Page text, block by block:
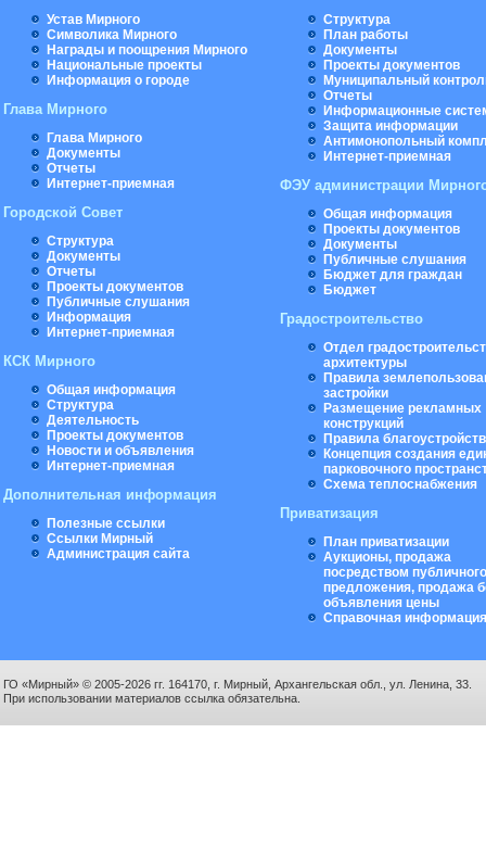
Устав Мирного
Символика Мирного
Награды и поощрения Мирного
Национальные проекты
Информация о городе
Глава Мирного
Глава Мирного
Документы
Отчеты
Интернет-приемная
Городской Совет
Структура
Документы
Отчеты
Проекты документов
Публичные слушания
Информация
Интернет-приемная
КСК Мирного
Общая информация
Структура
Деятельность
Проекты документов
Новости и объявления
Интернет-приемная
Дополнительная информация
Полезные ссылки
Ссылки Мирный
Администрация сайта
Структура
План работы
Документы
Проекты документов
Муниципальный
Отчеты
Информационные
Защита информации
Антимонопольный
Интернет-приемная
ФЭУ администрации
Общая информация
Проекты документов
Документы
Публичные слушания
Бюджет для граждан
Бюджет
Градостроительство
Отдел
архитектуры
Правила
застройки
Размещение рекламных
конструкций
Правила
Концепция создания
парковочного
Схема теплоснабжения
Приватизация
План приватизации
Аукционы, продажа
посредством публичного
предложения, продажа
объявления цены
Справочная информация
ГО «Мирный» © 2005-2026 гг. 164170, г. Мирный, Архангельская обл., ул. Ленина, 33.
При использовании материалов ссылка обязательна.